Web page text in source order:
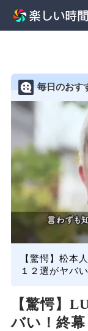
毎日のおす
【驚愕】松本
１２選がヤバ
【驚愕】
バい！終